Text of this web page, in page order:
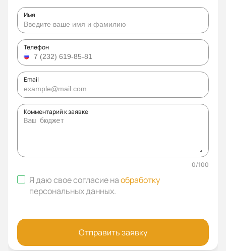
Имя
Телефон
Email
Комментарий к заявке
0/100
Я даю свое согласие наобработку
персональных данных.
Отправить заявку